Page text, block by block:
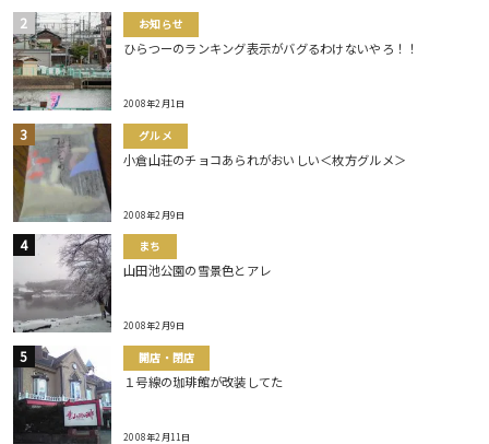
お知らせ
ひらつーのランキング表示がバグるわけないやろ！！
2008年2月1日
グルメ
小倉山荘のチョコあられがおいしい＜枚方グルメ＞
2008年2月9日
まち
山田池公園の雪景色とアレ
2008年2月9日
開店・閉店
１号線の珈琲館が改装してた
2008年2月11日